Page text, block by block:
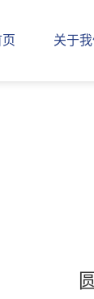
关于我